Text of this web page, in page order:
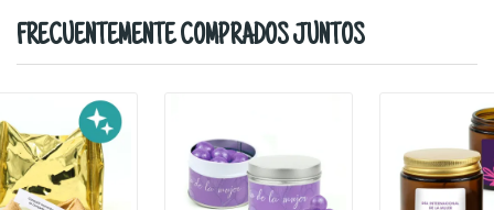
FRECUENTEMENTE COMPRADOS JUNTOS